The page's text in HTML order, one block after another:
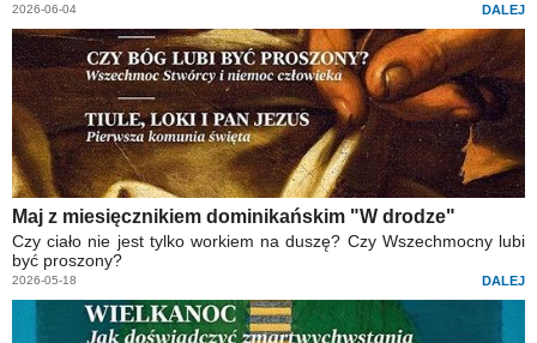
2026-06-04 DALEJ
Maj z miesięcznikiem dominikańskim "W drodze"
Czy ciało nie jest tylko workiem na duszę? Czy Wszechmocny lubi
być proszony?
2026-05-18 DALEJ